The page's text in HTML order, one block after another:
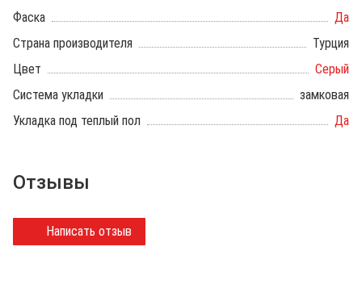
Фаска
Да
Страна производителя
Турция
Цвет
Серый
Система укладки
замковая
Укладка под теплый пол
Да
Отзывы
Написать отзыв